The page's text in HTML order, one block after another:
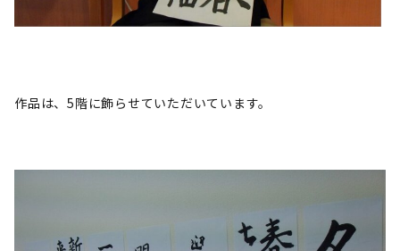
作品は、5階に飾らせていただいています。